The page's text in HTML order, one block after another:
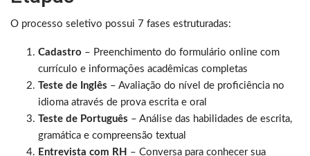
O processo seletivo possui 7 fases estruturadas:
Cadastro – Preenchimento do formulário online com
currículo e informações acadêmicas completas
Teste de Inglês – Avaliação do nível de proficiência no
idioma através de prova escrita e oral
Teste de Português – Análise das habilidades de escrita,
gramática e compreensão textual
Entrevista com RH – Conversa para conhecer sua